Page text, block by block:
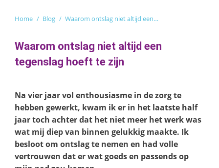
Home Blog Waarom ontslag niet altijd een…
Waarom ontslag niet altijd een
tegenslag hoeft te zijn
Na vier jaar vol enthousiasme in de zorg te
hebben gewerkt, kwam ik er in het laatste half
jaar toch achter dat het niet meer het werk was
wat mij diep van binnen gelukkig maakte. Ik
besloot om ontslag te nemen en had volle
vertrouwen dat er wat goeds en passends op